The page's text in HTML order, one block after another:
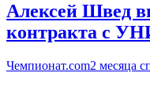
Алексей Швед
контракта с
Чемпионат.com2 месяца